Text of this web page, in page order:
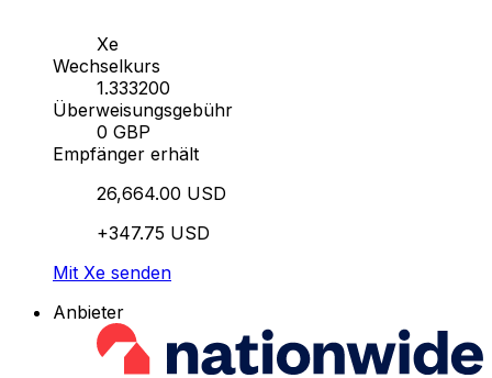
Xe
Wechselkurs
1.333200
Überweisungsgebühr
0 GBP
Empfänger erhält
26,664.00 USD
+347.75 USD
Mit Xe senden
Anbieter